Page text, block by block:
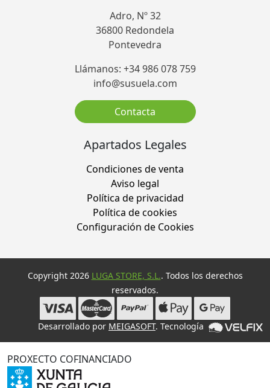
Adro, Nº 32
36800 Redondela
Pontevedra
Llámanos: +34 986 078 759
info@susuela.com
Contacta
Apartados Legales
Condiciones de venta
Aviso legal
Política de privacidad
Política de cookies
Configuración de Cookies
Copyright 2026 LUGA STORE, S.L.. Todos los derechos
reservados.
Desarrollado por MEIGASOFT. Tecnología
PROXECTO COFINANCIADO